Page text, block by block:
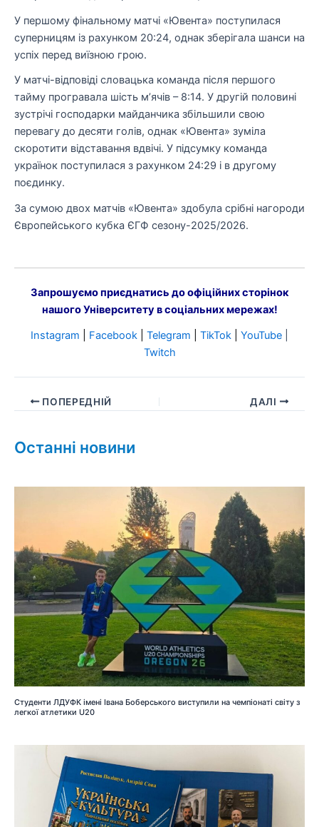
У першому фінальному матчі «Ювента» поступилася
суперницям із рахунком 20:24, однак зберігала шанси на
успіх перед виїзною грою.
У матчі-відповіді словацька команда після першого
тайму програвала шість м’ячів – 8:14. У другій половині
зустрічі господарки майданчика збільшили свою
перевагу до десяти голів, однак «Ювента» зуміла
скоротити відставання вдвічі. У підсумку команда
українок поступилася з рахунком 24:29 і в другому
поєдинку.
За сумою двох матчів «Ювента» здобула срібні нагороди
Європейського кубка ЄГФ сезону-2025/2026.
Запрошуємо приєднатись до офіційних сторінок
нашого Університету в соціальних мережах!
Instagram
Facebook Telegram TikTok YouTube
Twitch
ПОПЕРЕДНІЙ ДАЛІ
Останні новини
Студенти ЛДУФК імені Івана Боберського виступили на чемпіонаті світу з
легкої атлетики U20